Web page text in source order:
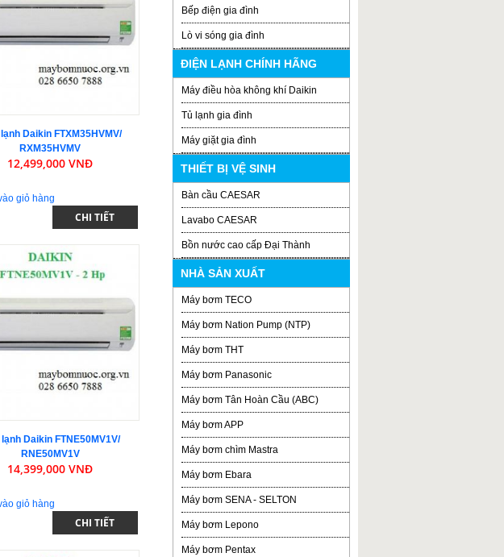
Daikin FTXM35HVMV/
RXM35HVMV
12,499,000 VNĐ
CHI TIẾT
Daikin FTNE50MV1V/
RNE50MV1V
14,399,000 VNĐ
CHI TIẾT
Bếp điện gia đình
Lò vi sóng gia đình
ĐIỆN LẠNH CHÍNH HÃNG
Máy điều hòa không khí Daikin
Tủ lạnh gia đình
Máy giặt gia đình
THIẾT BỊ VỆ SINH
Bàn cầu CAESAR
Lavabo CAESAR
Bồn nước cao cấp Đại Thành
NHÀ SẢN XUẤT
Máy bơm TECO
Máy bơm Nation Pump (NTP)
Máy bơm THT
Máy bơm Panasonic
Máy bơm Tân Hoàn Cầu (ABC)
Máy bơm APP
Máy bơm chìm Mastra
Máy bơm Ebara
Máy bơm SENA - SELTON
Máy bơm Lepono
Máy bơm Pentax